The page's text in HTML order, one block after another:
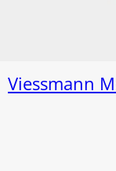
Viessmann